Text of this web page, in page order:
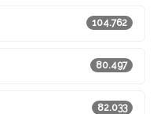
104.762
80.497
82.033